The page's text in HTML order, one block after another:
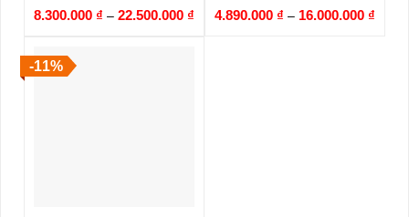
8.300.000 ₫ – 22.500.000 ₫ 4.890.000 ₫ – 16.000.000 ₫
-11%